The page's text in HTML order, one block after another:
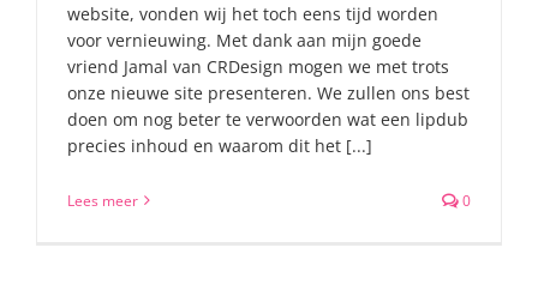
website, vonden wij het toch eens tijd worden
voor vernieuwing. Met dank aan mijn goede
vriend Jamal van CRDesign mogen we met trots
onze nieuwe site presenteren. We zullen ons best
doen om nog beter te verwoorden wat een lipdub
precies inhoud en waarom dit het [...]
Lees meer 0